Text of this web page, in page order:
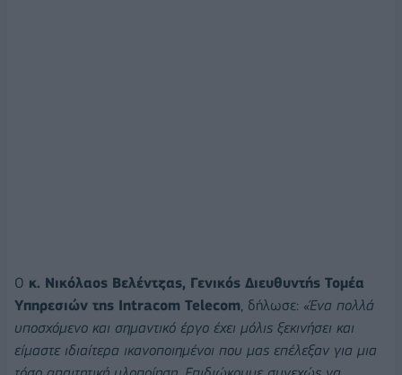
Ο κ. Νικόλαος Βελέντζας, Γενικός Διευθυντής Τομέα
Υπηρεσιών της Intracom Telecom, δήλωσε: «Ένα πολλά
υποσχόμενο και σημαντικό έργο έχει μόλις ξεκινήσει και
είμαστε ιδιαίτερα ικανοποιημένοι που μας επέλεξαν για μια